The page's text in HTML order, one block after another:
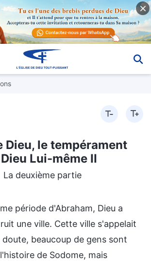
Dieu, le tempérament
Lui-même II
La deuxième partie
période d'Abraham, Dieu a
une ville. Cette ville s'appelait
doute, beaucoup de gens sont
de Sodome, mais